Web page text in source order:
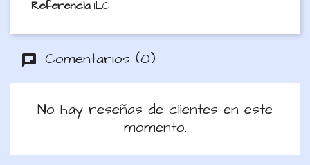
Referencia ILC
Comentarios (0)
No hay reseñas de clientes en este
momento.